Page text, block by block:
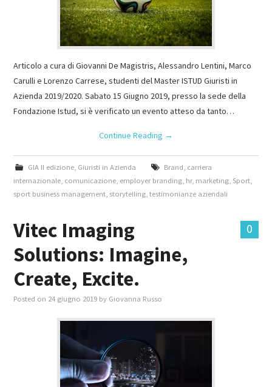
Articolo a cura di Giovanni De Magistris, Alessandro Lentini, Marco
Carulli e Lorenzo Carrese, studenti del Master ISTUD Giuristi in
Azienda 2019/2020. Sabato 15 Giugno 2019, presso la sede della
Fondazione Istud, si è verificato un evento atteso da tanto…
Continue Reading →
GIA II edizione, Giuristi in Azienda Brand carriera
internazionale comunicazione employer branding hr, marketing Sport
sport business management storytelling ,testimonianze aziendali
0
Vitec Imaging
Solutions: Imagine,
Create, Excite.
Posted on 24 giugno 2019 by Giovanna Russo